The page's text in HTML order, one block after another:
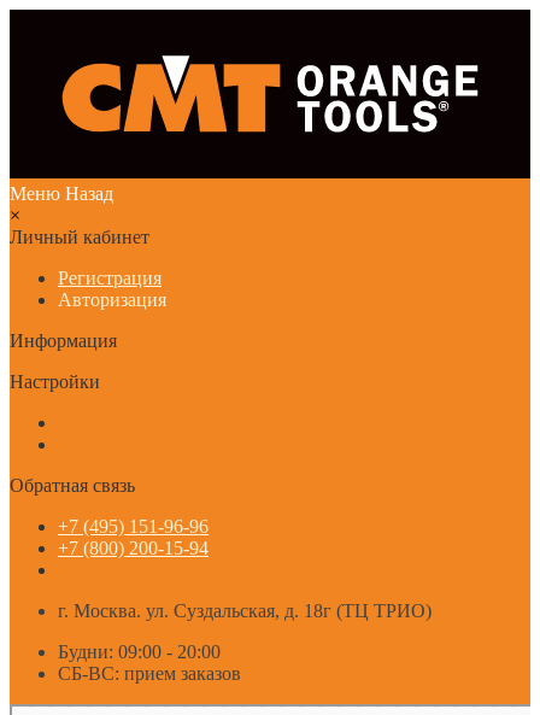
Меню Назад
×
Личный кабинет
Регистрация
Авторизация
Информация
Настройки
Обратная связь
+7 (495) 151-96-96
+7 (800) 200-15-94
г. Москва. ул. Суздальская, д. 18г (ТЦ ТРИО)
Будни: 09:00 - 20:00
СБ-ВС: прием заказов